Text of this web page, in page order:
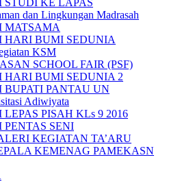
STUDI KE LAPAS
dan Lingkungan Madrasah
MATSAMA
HARI BUMI SEDUNIA
KSM
SCHOOL FAIR (PSF)
HARI BUMI SEDUNIA 2
BUPATI PANTAU UN
Adiwiyata
LEPAS PISAH KLs 9 2016
PENTAS SENI
KEGIATAN TA’ARU
KEMENAG PAMEKASN